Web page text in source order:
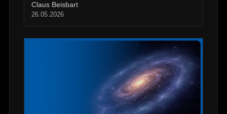
Wissenschaften
Claus Beisbart
26.05.2026